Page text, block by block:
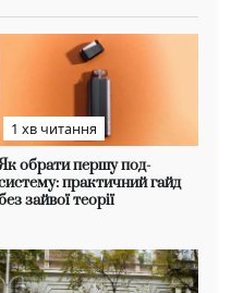
1 хв читання
обрати першу под-
практичний гайд
зайвої теорії